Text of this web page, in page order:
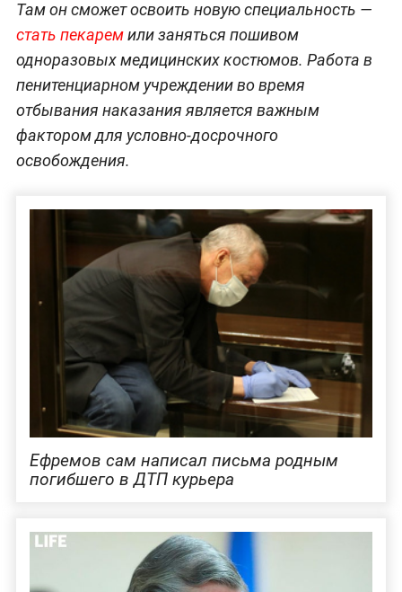
Там он сможет освоить новую специальность —
стать пекаремили заняться пошивом
одноразовых медицинских костюмов. Работа в
пенитенциарном учреждении во время
отбывания наказания является важным
фактором для условно-досрочного
освобождения.
Ефремов сам написал письма родным
погибшего в ДТП курьера